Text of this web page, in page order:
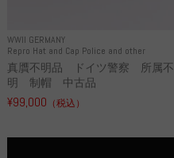
WWII GERMANY
Repro Hat and Cap Police and other
真贋不明品 ドイツ警察 所属不
明 制帽 中古品
¥99,000 （税込）